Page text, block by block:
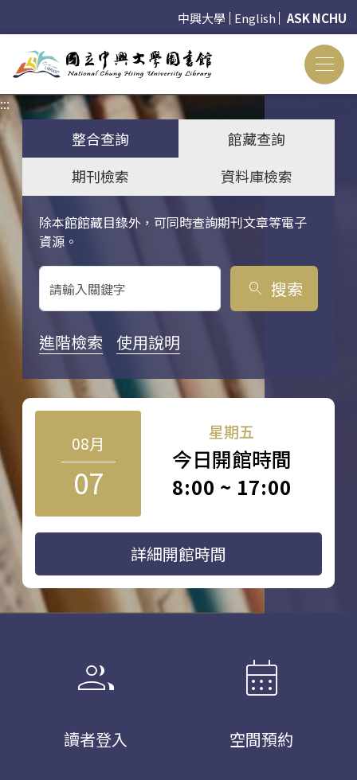
中興大學 English ASK NCHU
:::
整合查詢
館藏查詢
期刊檢索
資料庫檢索
除本館館藏目錄外，可同時查詢期刊文章等電子
資源。
關鍵字搜尋
search 搜索
進階檢索 使用說明
08月
07
星期五
今日開館時間
8:00 ~ 17:00
詳細開館時間
group
讀者登入
calendar_month
空間預約